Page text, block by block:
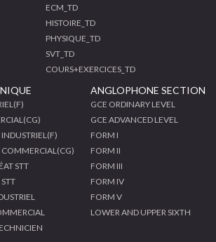
ECM_TD
HISTOIRE_TD
PHYSIQUE_TD
SVT_TD
COURS+EXERCICES_TD
COMMERCIAL(CG)
STT
ANGLOPHONE SECTION
GCE ORDINARY LEVEL
GCE ADVANCED LEVEL
FORM I
FORM II
FORM III
FORM IV
FORM V
LOWER AND UPPER SIXTH